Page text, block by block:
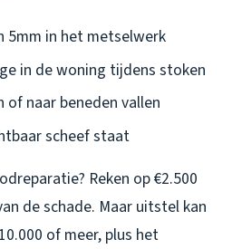
5mm in het metselwerk
in de woning tijdens stoken
naar beneden vallen
scheef staat
Reken op €2.500
de schade. Maar uitstel kan
of meer, plus het